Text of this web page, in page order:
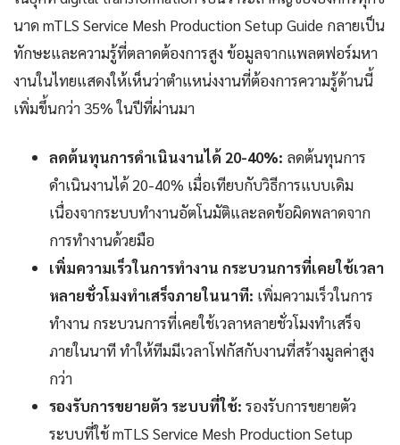
นาด mTLS Service Mesh Production Setup Guide กลายเป็น
ทักษะและความรู้ที่ตลาดต้องการสูง ข้อมูลจากแพลตฟอร์มหา
งานในไทยแสดงให้เห็นว่าตำแหน่งงานที่ต้องการความรู้ด้านนี้
เพิ่มขึ้นกว่า 35% ในปีที่ผ่านมา
ลดต้นทุนการดำเนินงานได้ 20-40%: ลดต้นทุนการ
ดำเนินงานได้ 20-40% เมื่อเทียบกับวิธีการแบบเดิม
เนื่องจากระบบทำงานอัตโนมัติและลดข้อผิดพลาดจาก
การทำงานด้วยมือ
เพิ่มความเร็วในการทำงาน กระบวนการที่เคยใช้เวลา
หลายชั่วโมงทำเสร็จภายในนาที: เพิ่มความเร็วในการ
ทำงาน กระบวนการที่เคยใช้เวลาหลายชั่วโมงทำเสร็จ
ภายในนาที ทำให้ทีมมีเวลาโฟกัสกับงานที่สร้างมูลค่าสูง
กว่า
รองรับการขยายตัว ระบบที่ใช้: รองรับการขยายตัว
ระบบที่ใช้ mTLS Service Mesh Production Setup